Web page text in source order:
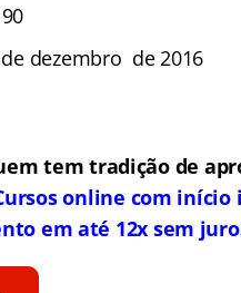
dezembro de 2016
tem tradição de
online com início
em até 12x sem